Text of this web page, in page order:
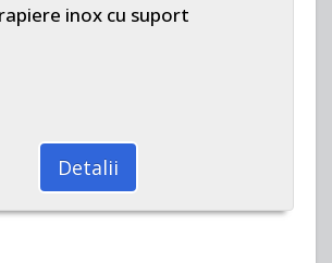
inox cu suport
Detalii